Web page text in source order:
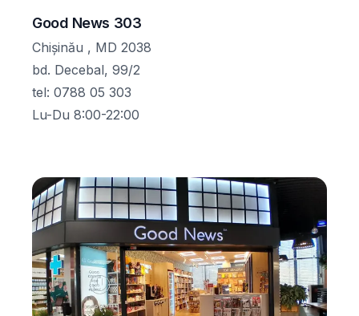
Good News 303
Chișinău , MD 2038
bd. Decebal, 99/2
tel: 0788 05 303
Lu-Du 8:00-22:00